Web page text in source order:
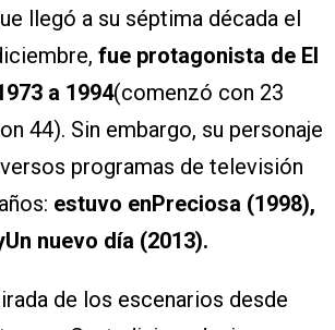
llegó a su séptima década el
fue protagonista de El
a 1994(comenzó con 23
44). Sin embargo, su personaje
programas de televisión
estuvo enPreciosa (1998),
nuevo día (2013).
de los escenarios desde